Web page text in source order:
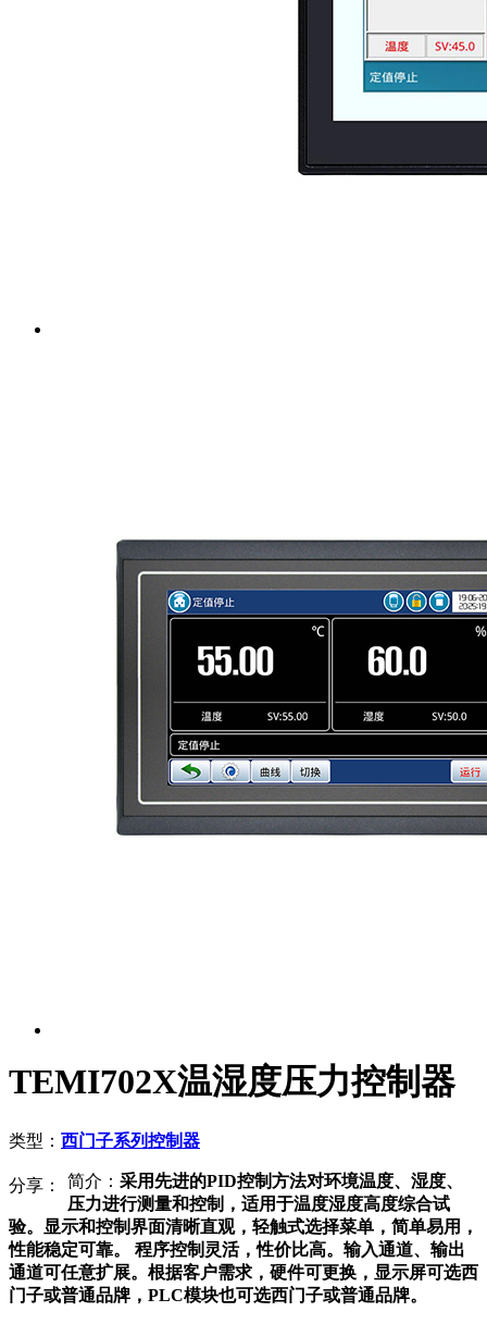
TEMI702X温湿度压力控制器
类型： 西门子系列控制器
分享： 简介： 采用先进的PID控制方法对环境温度、湿度、
压力进行测量和控制，适用于温度湿度高度综合试
验。显示和控制界面清晰直观，轻触式选择菜单，简单易用，
性能稳定可靠。 程序控制灵活，性价比高。输入通道、输出
通道可任意扩展。根据客户需求，硬件可更换，显示屏可选西
门子或普通品牌，PLC模块也可选西门子或普通品牌。